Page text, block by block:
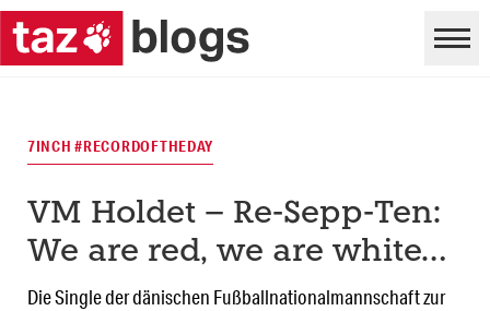
7INCH #RECORDOFTHEDAY
VM Holdet – Re-Sepp-Ten:
We are red, we are white…
Die Single der dänischen Fußballnationalmannschaft zur